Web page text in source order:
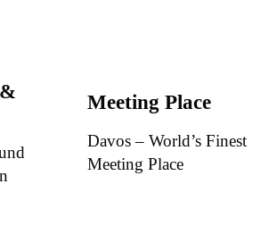
Meeting Place
Davos – World’s Finest
Meeting Place